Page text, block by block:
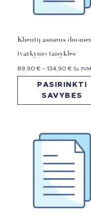
Klientų asmens
tvarkymo taisyklės
89,90€ – 134,90€ Su PVM
PASIRINKTI
SAVYBES